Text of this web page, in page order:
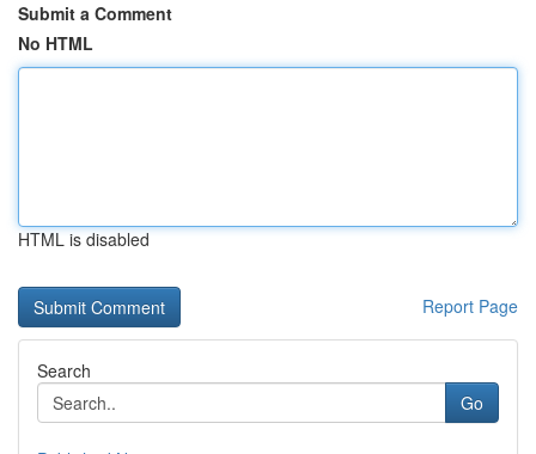
Submit a Comment
No HTML
HTML is disabled
Report Page
Search
Go